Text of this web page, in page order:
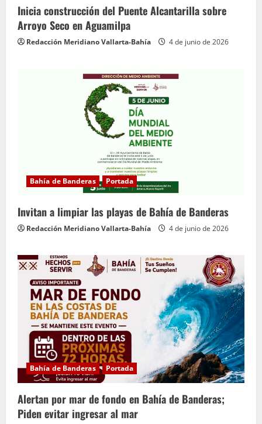
Inicia construcción del Puente Alcantarilla sobre
Arroyo Seco en Aguamilpa
Redacción Meridiano Vallarta-Bahía 4 de junio de 2026
Bahía de Banderas Portada
Invitan a limpiar las playas de Bahía de Banderas
Redacción Meridiano Vallarta-Bahía 4 de junio de 2026
Bahía de Banderas Portada
Alertan por mar de fondo en Bahía de Banderas;
Piden evitar ingresar al mar